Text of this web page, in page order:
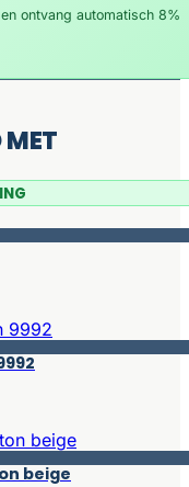
ontvang automatisch 8%
MET
beige